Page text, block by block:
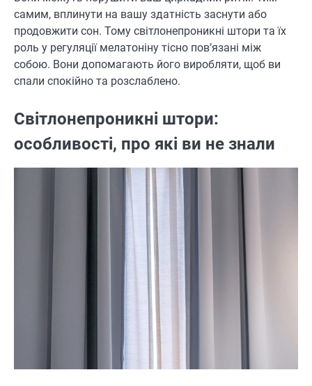
самим, вплинути на вашу здатність заснути або
продовжити сон. Тому світлонепроникні штори та їх
роль у регуляції мелатоніну тісно пов’язані між
собою. Вони допомагають його виробляти, щоб ви
спали спокійно та розслаблено.
Світлонепроникні штори:
особливості, про які ви не знали